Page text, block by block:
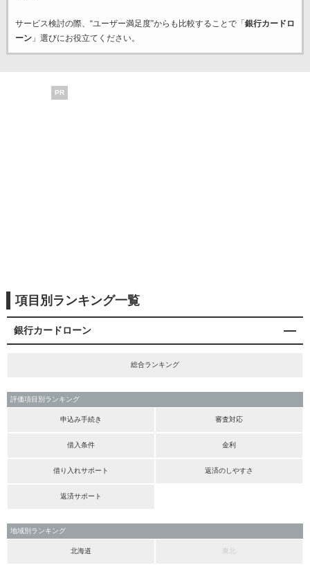
サービス検討の際、“ユーザー満足度”からも比較することで「 銀行カードロ
ーン」選びにお役立てください。
PR
項目別ランキング一覧
銀行カードローン
総合ランキング
評価項目別ランキング
申込み手続き 審査対応
借入条件 金利
借り入れサポート 返済のしやすさ
返済サポート
地域別ランキング
北海道 東北